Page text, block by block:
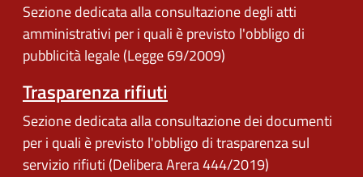
Sezione dedicata alla consultazione degli atti
amministrativi per i quali è previsto l'obbligo di
pubblicità legale (Legge 69/2009)
Trasparenza rifiuti
Sezione dedicata alla consultazione dei documenti
per i quali è previsto l'obbligo di trasparenza sul
servizio rifiuti (Delibera Arera 444/2019)